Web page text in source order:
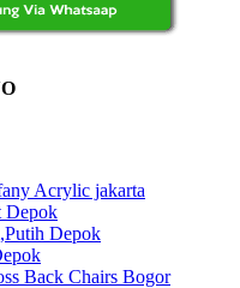
Acrylic jakarta
Depok
Depok
Back Chairs Bogor